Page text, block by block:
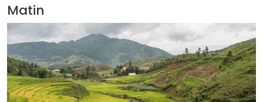
Matin